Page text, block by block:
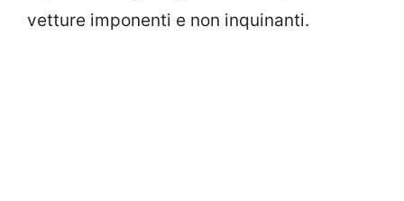
vetture imponenti e non inquinanti.